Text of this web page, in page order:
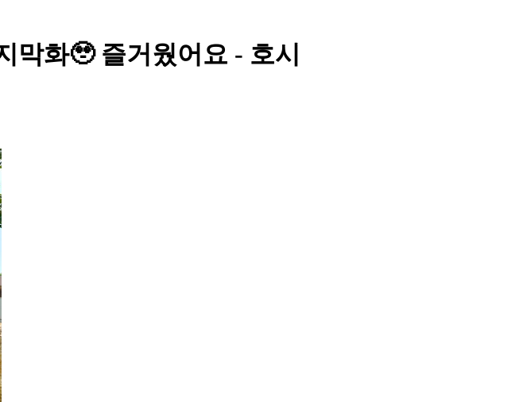
막화🥹 즐거웠어요 - 호시